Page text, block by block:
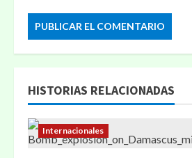
HISTORIAS RELACIONADAS
Internacionales